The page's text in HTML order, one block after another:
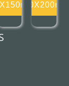
200X200mm